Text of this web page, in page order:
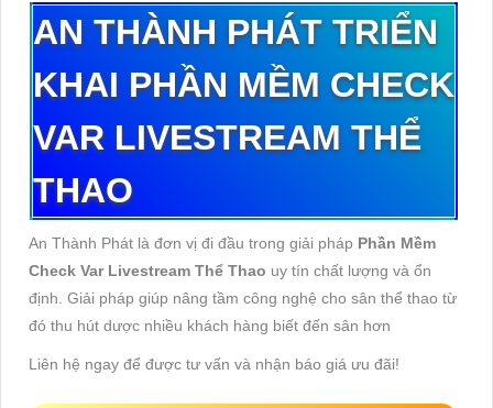
AN THÀNH PHÁT TRIỂN
KHAI PHẦN MỀM CHECK
VAR LIVESTREAM THỂ
THAO
An Thành Phát là đơn vị đi đầu trong giải pháp Phần Mềm
Check Var Livestream Thể Thao uy tín chất lượng và ổn
định. Giải pháp giúp nâng tầm công nghệ cho sân thể thao từ
đó thu hút dược nhiều khách hàng biết đến sân hơn
Liên hệ ngay để được tư vấn và nhận báo giá ưu đãi!